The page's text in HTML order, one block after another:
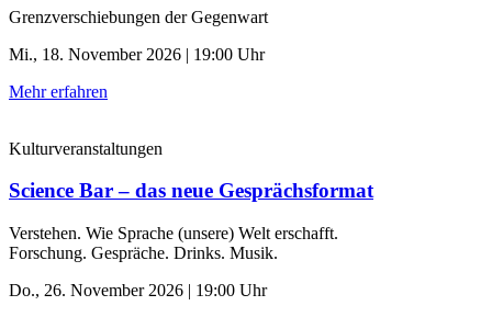
Grenzverschiebungen der Gegenwart
Mi., 18. November 2026 | 19:00 Uhr
Mehr erfahren
Kulturveranstaltungen
Science Bar – das neue Gesprächsformat
Verstehen. Wie Sprache (unsere) Welt erschafft.
Forschung. Gespräche. Drinks. Musik.
Do., 26. November 2026 | 19:00 Uhr